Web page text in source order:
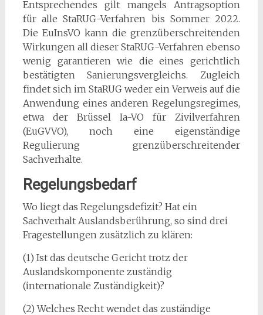
Entsprechendes gilt mangels Antragsoption
für alle StaRUG-Verfahren bis Sommer 2022.
Die EuInsVO kann die grenzüberschreitenden
Wirkungen all dieser StaRUG-Verfahren ebenso
wenig garantieren wie die eines gerichtlich
bestätigten Sanierungsvergleichs. Zugleich
findet sich im StaRUG weder ein Verweis auf die
Anwendung eines anderen Regelungsregimes,
etwa der Brüssel Ia-VO für Zivilverfahren
(EuGVVO), noch eine eigenständige
Regulierung grenzüberschreitender
Sachverhalte.
Regelungsbedarf
Wo liegt das Regelungsdefizit? Hat ein
Sachverhalt Auslandsberührung, so sind drei
Fragestellungen zusätzlich zu klären:
(1) Ist das deutsche Gericht trotz der
Auslandskomponente zuständig
(internationale Zuständigkeit)?
(2) Welches Recht wendet das zuständige